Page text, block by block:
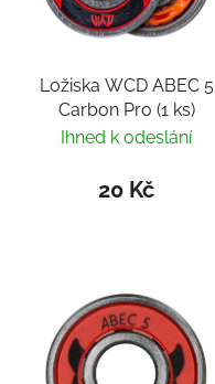
Ložiska WCD ABEC 5
Carbon Pro (1 ks)
Ihned k odeslání
20 Kč